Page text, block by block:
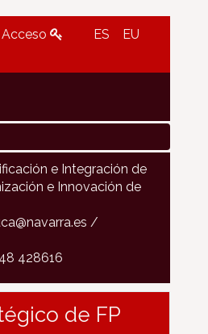
Acceso ES EU
e Integración de
e Innovación de
/
428616
de FP